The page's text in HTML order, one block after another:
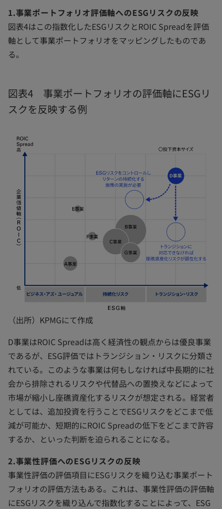
1.事業ポートフォリオ評価軸へのESGリスクの反映
図表4はこの指数化したESGリスクとROIC Spreadを評価
軸として事業ポートフォリオをマッピングしたものであ
る。
図表4 事業ポートフォリオの評価軸にESGリ
スクを反映する例
（出所）KPMGにて作成
D事業はROIC Spreadは高く経済性の観点からは優良事業
であるが、ESG評価ではトランジション・リスクに分類さ
れている。このような事業は何もしなければ中長期的に社
会から排除されるリスクや代替品への置換えなどによって
市場が縮小し座礁資産化するリスクが想定される。経営者
としては、追加投資を行うことでESGリスクをどこまで低
減が可能か、短期的にROIC Spreadの低下をどこまで許容
するか、といった判断を迫られることになる。
2.事業性評価へのESGリスクの反映
事業性評価の評価項目にESGリスクを織り込む事業ポート
フォリオの評価方法もある。これは、事業性評価の評価軸
にESGリスクを織り込んで指数化することによって、ESG